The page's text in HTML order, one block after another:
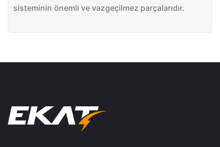
sisteminin önemli ve vazgeçilmez parçalarıdır.